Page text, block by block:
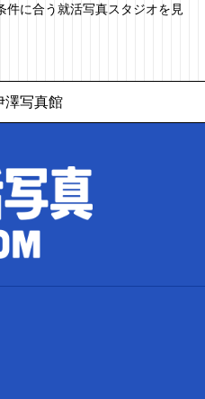
件に合う就活写真スタジオを見
澤写真館